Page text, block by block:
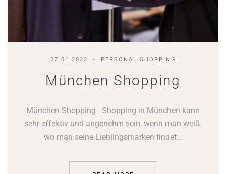
27.01.2023 PERSONAL SHOPPING
München Shopping
München Shopping Shopping in München kann
sehr effektiv und angenehm sein, wenn man weiß,
wo man seine Lieblingsmarken findet...